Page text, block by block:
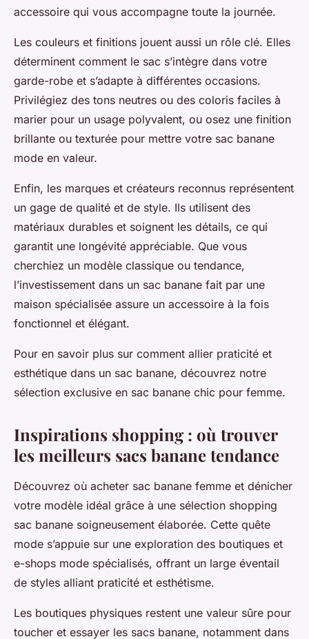
accessoire qui vous accompagne toute la journée.
Les couleurs et finitions jouent aussi un rôle clé. Elles
déterminent comment le sac s’intègre dans votre
garde-robe et s’adapte à différentes occasions.
Privilégiez des tons neutres ou des coloris faciles à
marier pour un usage polyvalent, ou osez une finition
brillante ou texturée pour mettre votre sac banane
mode en valeur.
Enfin, les marques et créateurs reconnus représentent
un gage de qualité et de style. Ils utilisent des
matériaux durables et soignent les détails, ce qui
garantit une longévité appréciable. Que vous
cherchiez un modèle classique ou tendance,
l’investissement dans un sac banane fait par une
maison spécialisée assure un accessoire à la fois
fonctionnel et élégant.
Pour en savoir plus sur comment allier praticité et
esthétique dans un sac banane, découvrez notre
sélection exclusive en sac banane chic pour femme.
Inspirations shopping : où trouver
les meilleurs sacs banane tendance
Découvrez où acheter sac banane femme et dénicher
votre modèle idéal grâce à une sélection shopping
sac banane soigneusement élaborée. Cette quête
mode s’appuie sur une exploration des boutiques et
e-shops mode spécialisés, offrant un large éventail
de styles alliant praticité et esthétisme.
Les boutiques physiques restent une valeur sûre pour
toucher et essayer les sacs banane, notamment dans